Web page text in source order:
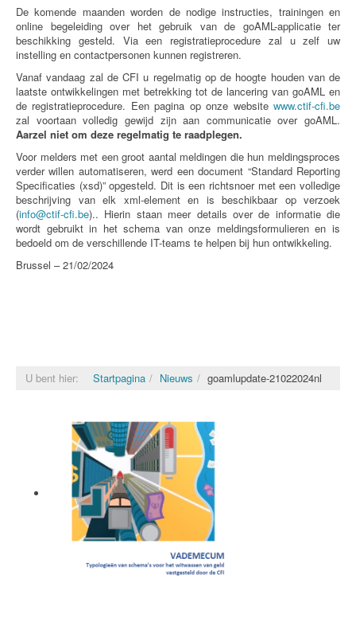
De komende maanden worden de nodige instructies, trainingen en
online begeleiding over het gebruik van de goAML-applicatie ter
beschikking gesteld. Via een registratieprocedure zal u zelf uw
instelling en contactpersonen kunnen registreren.
Vanaf vandaag zal de CFI u regelmatig op de hoogte houden van de
laatste ontwikkelingen met betrekking tot de lancering van goAML en
de registratieprocedure. Een pagina op onze website www.ctif-cfi.be
zal voortaan volledig gewijd zijn aan communicatie over goAML.
Aarzel niet om deze regelmatig te raadplegen.
Voor melders met een groot aantal meldingen die hun meldingsproces
verder willen automatiseren, werd een document “Standard Reporting
Specificaties (xsd)” opgesteld. Dit is een richtsnoer met een volledige
beschrijving van elk xml-element en is beschikbaar op verzoek
(info@ctif-cfi.be).. Hierin staan meer details over de informatie die
wordt gebruikt in het schema van onze meldingsformulieren en is
bedoeld om de verschillende IT-teams te helpen bij hun ontwikkeling.
Brussel – 21/02/2024
U bent hier: Startpagina Nieuws goamlupdate-21022024nl